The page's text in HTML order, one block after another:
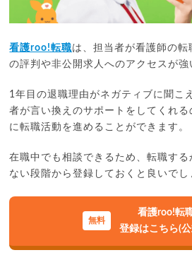
看護roo!転職は、担当者が看護師の転
の評判や非公開求人へのアクセスが強
1年目の退職理由がネガティブに聞こ
者が言い換えのサポートをしてくれ
に転職活動を進めることができます。
在職中でも相談できるため、転職す
ない段階から登録しておくと良いでし
看護roo!転
登録はこちら(